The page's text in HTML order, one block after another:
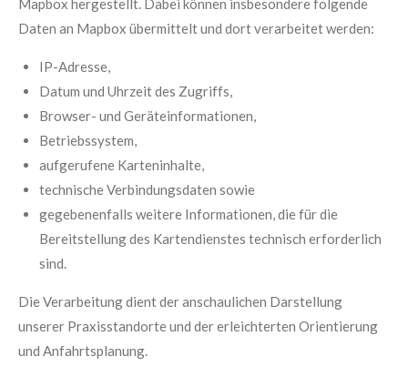
Mapbox hergestellt. Dabei können insbesondere folgende
Daten an Mapbox übermittelt und dort verarbeitet werden:
IP-Adresse,
Datum und Uhrzeit des Zugriffs,
Browser- und Geräteinformationen,
Betriebssystem,
aufgerufene Karteninhalte,
technische Verbindungsdaten sowie
gegebenenfalls weitere Informationen, die für die
Bereitstellung des Kartendienstes technisch erforderlich
sind.
Die Verarbeitung dient der anschaulichen Darstellung
unserer Praxisstandorte und der erleichterten Orientierung
und Anfahrtsplanung.